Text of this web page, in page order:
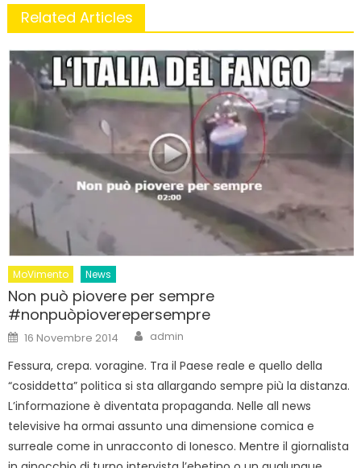
Related Articles
MoVimento News
Non può piovere per sempre
#nonpuòpioverepersempre
Posted
on
16 Novembre 2014 Author
admin
Fessura, crepa. voragine. Tra il Paese reale e quello della
“cosiddetta” politica si sta allargando sempre più la distanza.
L’informazione è diventata propaganda. Nelle all news
televisive ha ormai assunto una dimensione comica e
surreale come in unracconto di Ionesco. Mentre il giornalista